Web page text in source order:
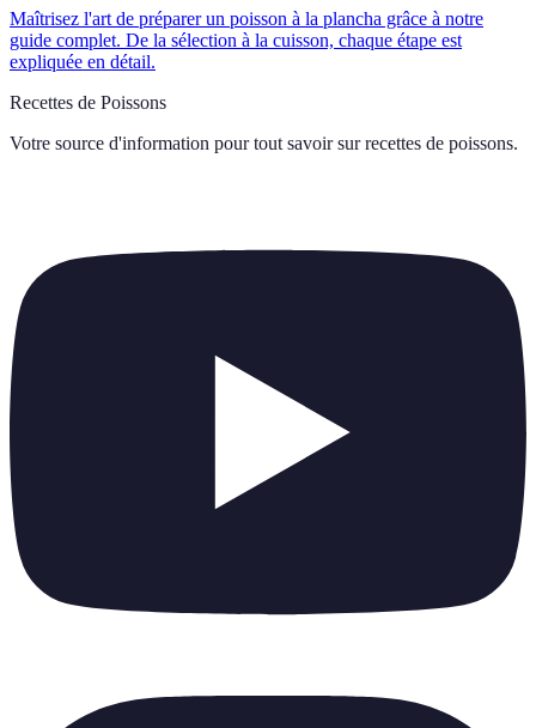
Maîtrisez l'art de préparer un poisson à la plancha grâce à notre
guide complet. De la sélection à la cuisson, chaque étape est
expliquée en détail.
Recettes de Poissons
Votre source d'information pour tout savoir sur recettes de poissons.